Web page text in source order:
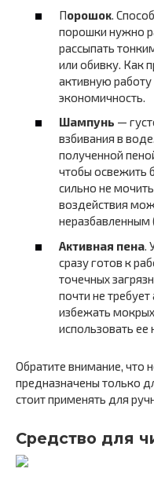
Порошок .
порошки нужно
рассыпать
или обивку. Как
активную
экономичность.
Шампунь —
взбивания в
полученной
чтобы освежить
сильно не
воздействия
неразбавленным
Активная пена
сразу готов к
точечных
почти не
избежать
использовать ее
Обратите внимание, что
предназначены только
стоит применять для
Средство для